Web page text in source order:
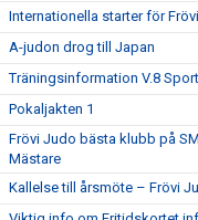
Internationella starter för
A-judon drog till Japan
Träningsinformation V.8
Pokaljakten 1
Frövi Judo bästa klubb på
Mästare
Kallelse till årsmöte – Frövi